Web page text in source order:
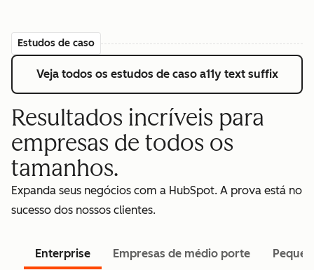
Estudos de caso
Veja todos os estudos de caso a11y text suffix
Resultados incríveis para
empresas de todos os
tamanhos.
Expanda seus negócios com a HubSpot. A prova está no
sucesso dos nossos clientes.
Enterprise Empresas de médio porte